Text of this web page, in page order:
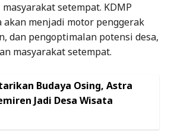
setempat. KDMP
akan menjadi motor penggerak
dan pengoptimalan potensi desa,
masyarakat setempat.
Budaya Osing, Astra
Jadi Desa Wisata